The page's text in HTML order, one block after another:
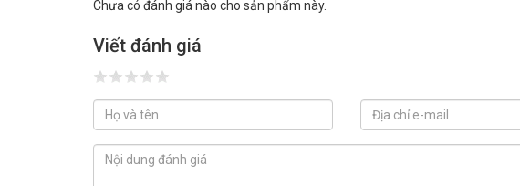
Chưa có đánh giá nào cho sản phẩm này.
Viết đánh giá